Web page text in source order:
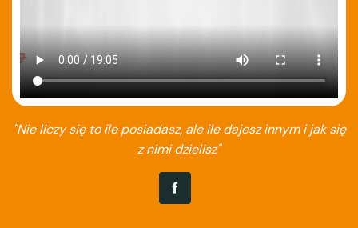
"Nie liczy się to ile posiadasz, ale ile dajesz innym i jak się
z nimi dzielisz"